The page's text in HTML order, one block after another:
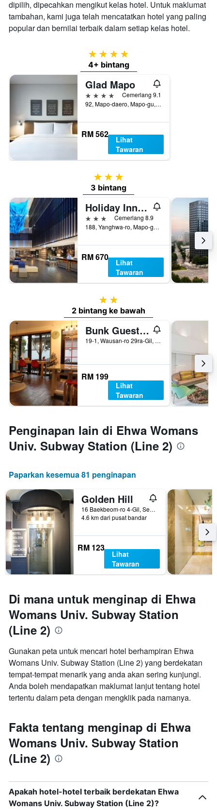
dipilih, dipecahkan mengikut kelas hotel. Untuk maklumat
tambahan, kami juga telah mencatatkan hotel yang paling
popular dan bernilai terbaik dalam setiap kelas hotel.
4 bintang
4+ bintang
Glad Mapo
4 bintang
Cemerlang 9.1
92, Mapo-daero, Mapo-gu, Seoul, Korea Selatan
RM 562
Lihat
Tawaran
3 bintang
3 bintang
Holiday Inn Express Seoul Hongdae By IHG
3 bintangCemerlang 8.9
188, Yanghwa-ro, Mapo-gu, Seoul, Korea Selatan
RM 670
Lihat
Tawaran
2 bintang
2 bintang ke bawah
Bunk Guesthouse Hongdae
19-1, Wausan-ro 29ra-Gil, Mapo-gu, Seoul, Korea Selatan
RM 199
Lihat
Tawaran
Penginapan lain di Ehwa Womans
Univ. Subway Station (Line 2)
Paparkan kesemua 81 penginapan
Golden Hill
16 Baekbeom-ro 4-Gil, Seoul, Korea Selatan
4.6 km dari pusat bandar
RM 123
Lihat
Tawaran
Di mana untuk menginap di Ehwa
Womans Univ. Subway Station
(Line 2)
Gunakan peta untuk mencari hotel berhampiran Ehwa
Womans Univ. Subway Station (Line 2) yang berdekatan
tempat-tempat menarik yang anda akan sering kunjungi.
Anda boleh mendapatkan maklumat lanjut tentang hotel
tertentu dalam peta dengan mengklik pada namanya.
Fakta tentang menginap di Ehwa
Womans Univ. Subway Station
(Line 2)
Apakah hotel-hotel terbaik berdekatan Ehwa
Womans Univ. Subway Station (Line 2)?